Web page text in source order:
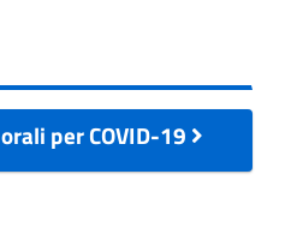
per COVID-19